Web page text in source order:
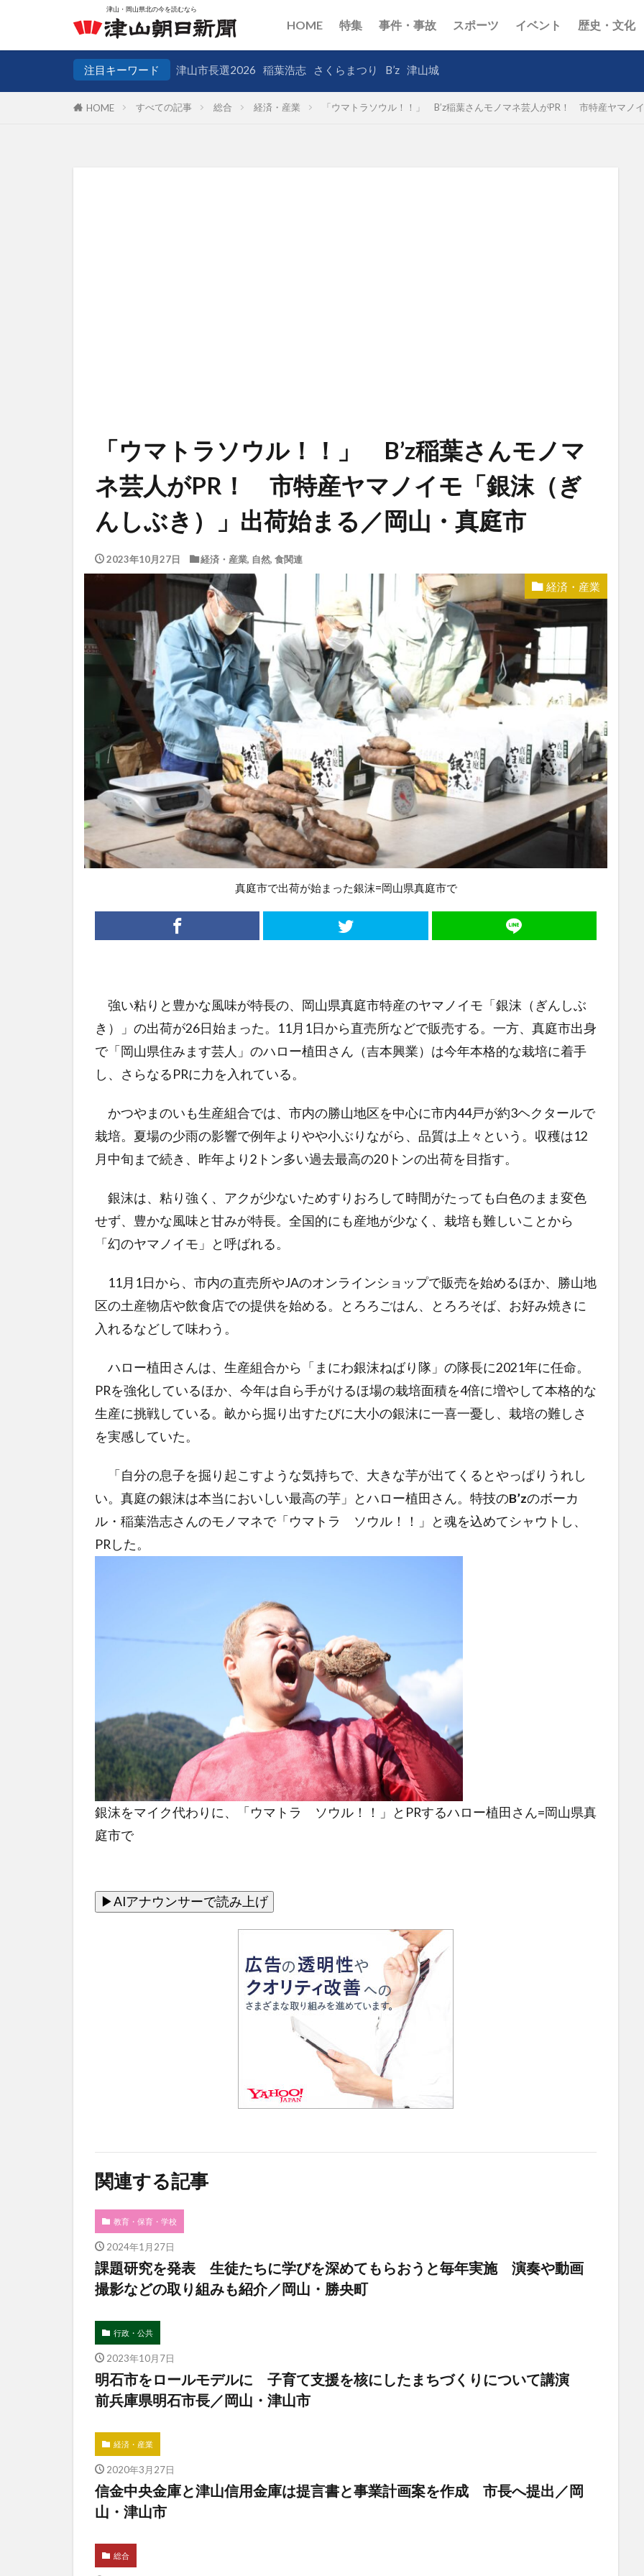
HOME 特集 事件・事故 スポーツ イベント 歴史・文化
注目キーワード 津山市長選2026 稲葉浩志 さくらまつり B’z 津山城
HOME すべての記事 総合 経済・産業 「ウマトラソウル！！」 B’z稲葉さんモノマネ芸人がPR！ 市特産ヤマノ
「ウマトラソウル！！」 B’z稲葉さんモノマ
ネ芸人がPR！ 市特産ヤマノイモ「銀沫（ぎ
んしぶき）」出荷始まる／岡山・真庭市
2023年10月27日 経済・産業, 自然, 食関連
経済・産業
真庭市で出荷が始まった銀沫=岡山県真庭市で
強い粘りと豊かな風味が特長の、岡山県真庭市特産のヤマノイモ「銀沫（ぎんしぶ
き）」の出荷が26日始まった。11月1日から直売所などで販売する。一方、真庭市出身
で「岡山県住みます芸人」のハロー植田さん（吉本興業）は今年本格的な栽培に着手
し、さらなるPRに力を入れている。
かつやまのいも生産組合では、市内の勝山地区を中心に市内44戸が約3ヘクタールで
栽培。夏場の少雨の影響で例年よりやや小ぶりながら、品質は上々という。収穫は12
月中旬まで続き、昨年より2トン多い過去最高の20トンの出荷を目指す。
銀沫は、粘り強く、アクが少ないためすりおろして時間がたっても白色のまま変色
せず、豊かな風味と甘みが特長。全国的にも産地が少なく、栽培も難しいことから
「幻のヤマノイモ」と呼ばれる。
11月1日から、市内の直売所やJAのオンラインショップで販売を始めるほか、勝山地
区の土産物店や飲食店での提供を始める。とろろごはん、とろろそば、お好み焼きに
入れるなどして味わう。
ハロー植田さんは、生産組合から「まにわ銀沫ねばり隊」の隊長に2021年に任命。
PRを強化しているほか、今年は自ら手がけるほ場の栽培面積を4倍に増やして本格的な
生産に挑戦している。畝から掘り出すたびに大小の銀沫に一喜一憂し、栽培の難しさ
を実感していた。
「自分の息子を掘り起こすような気持ちで、大きな芋が出てくるとやっぱりうれし
い。真庭の銀沫は本当においしい最高の芋」とハロー植田さん。特技のB’zのボーカ
ル・稲葉浩志さんのモノマネで「ウマトラ ソウル！！」と魂を込めてシャウトし、
PRした。
銀沫をマイク代わりに、「ウマトラ ソウル！！」とPRするハロー植田さん=岡山県真
庭市で
関連する記事
教育・保育・学校
2024年1月27日
課題研究を発表 生徒たちに学びを深めてもらおうと毎年実施 演奏や動画
撮影などの取り組みも紹介／岡山・勝央町
行政・公共
2023年10月7日
明石市をロールモデルに 子育て支援を核にしたまちづくりについて講演
前兵庫県明石市長／岡山・津山市
経済・産業
2020年3月27日
信金中央金庫と津山信用金庫は提言書と事業計画案を作成 市長へ提出／岡
山・津山市
総合